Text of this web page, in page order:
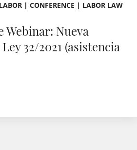
| CONFERENCE | LABOR LAW
Nueva
32/2021 (asistencia